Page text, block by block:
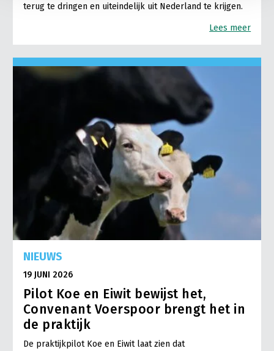
terug te dringen en uiteindelijk uit Nederland te krijgen.
Lees meer
NIEUWS
19 JUNI 2026
Pilot Koe en Eiwit bewijst het,
Convenant Voerspoor brengt het in
de praktijk
De praktijkpilot Koe en Eiwit laat zien dat